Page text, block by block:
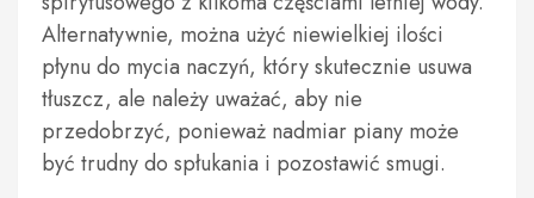
Alternatywnie, można użyć niewielkiej ilości
płynu do mycia naczyń, który skutecznie usuwa
tłuszcz, ale należy uważać, aby nie
przedobrzyć, ponieważ nadmiar piany może
być trudny do spłukania i pozostawić smugi.